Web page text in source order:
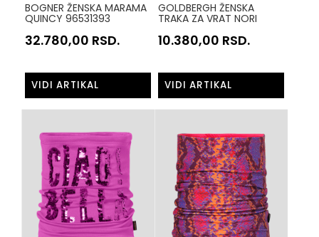
BOGNER ŽENSKA MARAMA
QUINCY 96531393
32.780,00 RSD.
VIDI ARTIKAL
GOLDBERGH ŽENSKA
TRAKA ZA VRAT NORI
10.380,00 RSD.
VIDI ARTIKAL